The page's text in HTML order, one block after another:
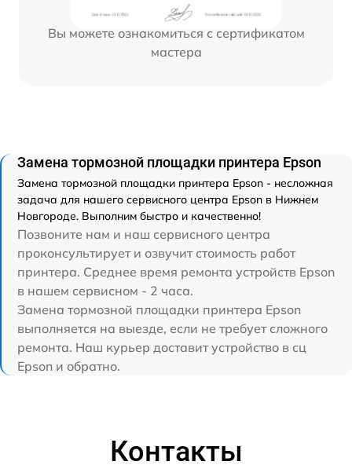
Вы можете ознакомиться с сертификатом
мастера
Замена тормозной площадки принтера Epson
Замена тормозной площадки принтера Epson - несложная
задача для нашего сервисного центра Epson в Нижнем
Новгороде. Выполним быстро и качественно!
Позвоните нам и наш сервисного центра
проконсультирует и озвучит стоимость работ
принтера. Среднее время ремонта устройств Epson
в нашем сервисном - 2 часа.
Замена тормозной площадки принтера Epson
выполняется на выезде, если не требует сложного
ремонта. Наш курьер доставит устройство в сц
Epson и обратно.
Контакты